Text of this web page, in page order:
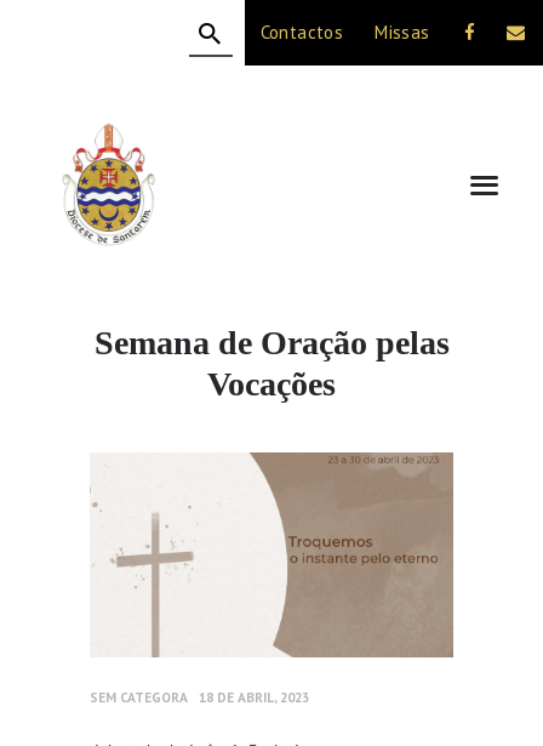
Contactos Missas
Semana de Oração pelas
Vocações
A DIOCESE
CELEBRAÇÃO
VIDA CRISTÃ
NOTÍCIAS
SEM CATEGORA 18 DE ABRIL, 2023